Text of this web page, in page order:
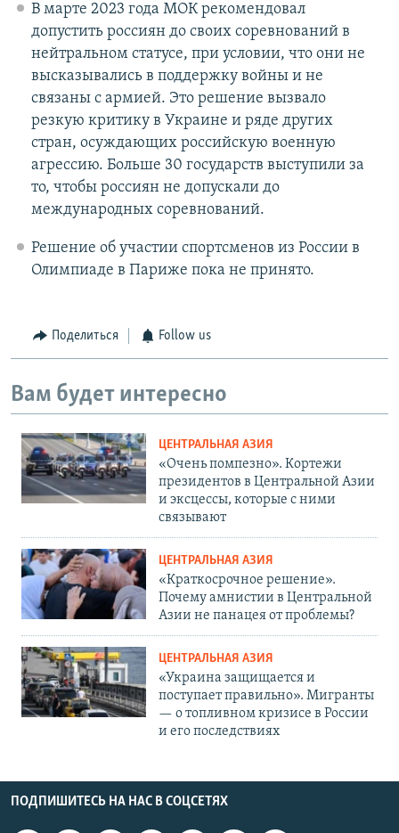
В марте 2023 года МОК рекомендовал
допустить россиян до своих соревнований в
нейтральном статусе, при условии, что они не
высказывались в поддержку войны и не
связаны с армией. Это решение вызвало
резкую критику в Украине и ряде других
стран, осуждающих российскую военную
агрессию. Больше 30 государств выступили за
то, чтобы россиян не допускали до
международных соревнований.
Решение об участии спортсменов из России в
Олимпиаде в Париже пока не принято.
Поделиться Follow us
Вам будет интересно
ЦЕНТРАЛЬНАЯ АЗИЯ
«Очень помпезно». Кортежи
президентов в Центральной Азии
и эксцессы, которые с ними
связывают
ЦЕНТРАЛЬНАЯ АЗИЯ
«Краткосрочное решение».
Почему амнистии в Центральной
Азии не панацея от проблемы?
ЦЕНТРАЛЬНАЯ АЗИЯ
«Украина защищается и
поступает правильно». Мигранты
— о топливном кризисе в России
и его последствиях
ПОДПИШИТЕСЬ НА НАС В СОЦСЕТЯХ